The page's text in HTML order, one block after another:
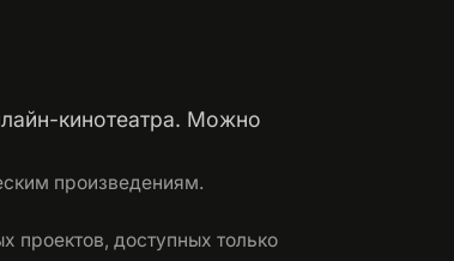
кинотеатра. Можно
произведениям.​
проектов, доступных только